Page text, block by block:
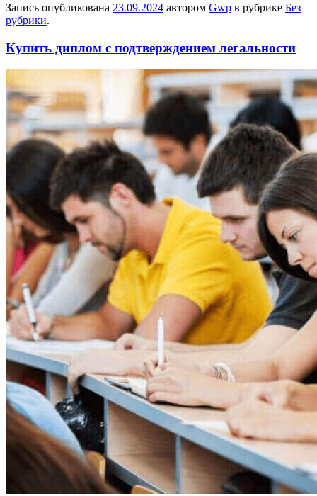
Запись опубликована 23.09.2024 автором Gwp в рубрике Без
рубрики.
Купить диплом с подтверждением легальности